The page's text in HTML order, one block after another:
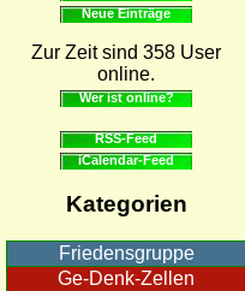
Neue Einträge
Zur Zeit sind 358 User
online.
Wer ist online?
RSS-Feed
iCalendar-Feed
Kategorien
Friedensgruppe
Ge-Denk-Zellen